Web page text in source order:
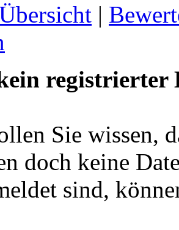
|
registrierter
Sie wissen,
doch keine
sind,